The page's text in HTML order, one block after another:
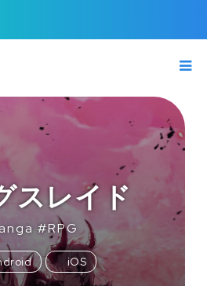
スレイド
#RPG
iOS